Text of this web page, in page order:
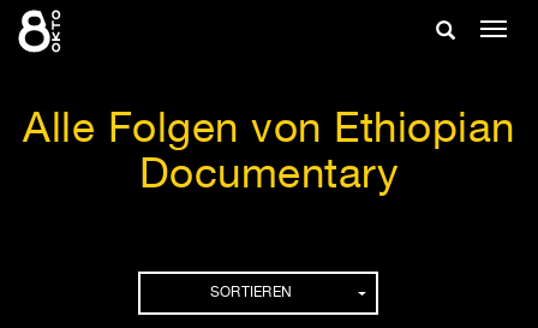
Zum
Inhalt
Suche
Alle Folgen von Ethiopian
Documentary
SORTIEREN